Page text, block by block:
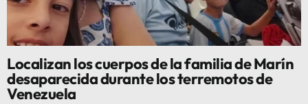
Localizan los cuerpos de la familia de Marín
desaparecida durante los terremotos de
Venezuela